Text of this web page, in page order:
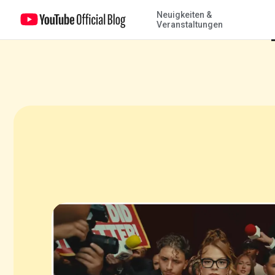
Neuigkeiten &
Veranstaltungen
Die erfolgreichsten Videos, Creator*innen und Trends des Jahres